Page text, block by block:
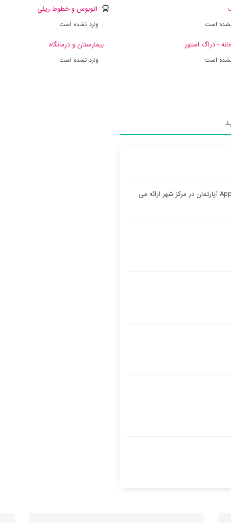
است
اتوبوس و خطوط ریلی
وارد نشده است
- دراگ استور
است
بیمارستان و درمانگاه
وارد نشده است
Appartement Studio Tournai 3 آپارتمان در مرکز شهر ارائه می